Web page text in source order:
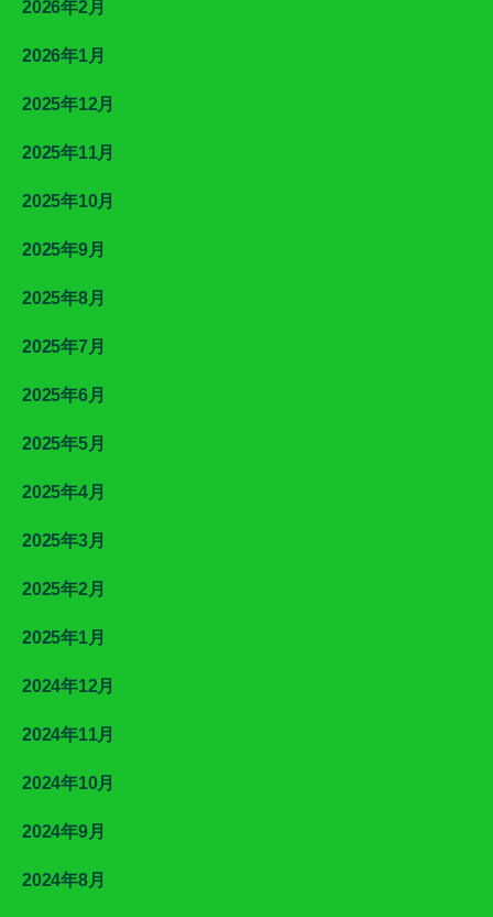
2026年2月
2026年1月
2025年12月
2025年11月
2025年10月
2025年9月
2025年8月
2025年7月
2025年6月
2025年5月
2025年4月
2025年3月
2025年2月
2025年1月
2024年12月
2024年11月
2024年10月
2024年9月
2024年8月